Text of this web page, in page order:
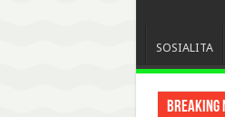
SOSIALITA
Breaking